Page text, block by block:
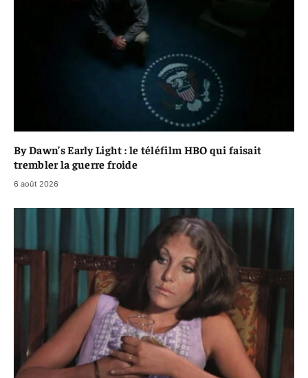
By Dawn’s Early Light : le téléfilm HBO qui faisait
trembler la guerre froide
6 août 2026